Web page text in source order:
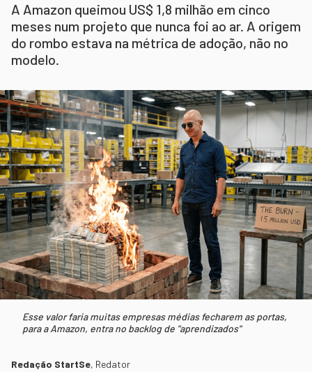
A Amazon queimou US$ 1,8 milhão em cinco
meses num projeto que nunca foi ao ar. A origem
do rombo estava na métrica de adoção, não no
modelo.
Esse valor faria muitas empresas médias fecharem as portas,
para a Amazon, entra no backlog de "aprendizados"
Redação StartSe, Redator